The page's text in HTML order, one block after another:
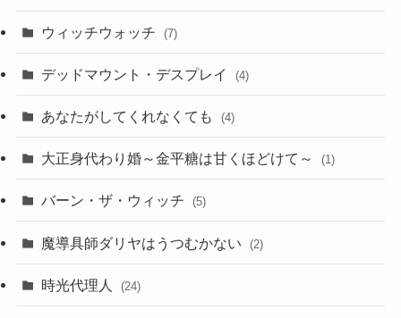
ウィッチウォッチ (7)
デッドマウント・デスプレイ (4)
あなたがしてくれなくても (4)
大正身代わり婚～金平糖は甘くほどけて～ (1)
バーン・ザ・ウィッチ (5)
魔導具師ダリヤはうつむかない (2)
時光代理人 (24)